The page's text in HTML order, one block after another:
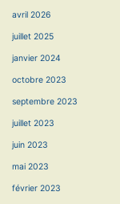
avril 2026
juillet 2025
janvier 2024
octobre 2023
septembre 2023
juillet 2023
juin 2023
mai 2023
février 2023